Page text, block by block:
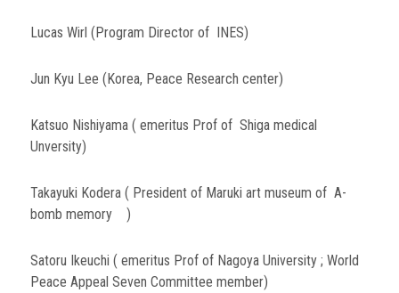
Lucas Wirl (Program Director of INES)
Jun Kyu Lee (Korea, Peace Research center)
Katsuo Nishiyama ( emeritus Prof of Shiga medical
Unversity)
Takayuki Kodera ( President of Maruki art museum of A-
bomb memory )
Satoru Ikeuchi ( emeritus Prof of Nagoya University ; World
Peace Appeal Seven Committee member)